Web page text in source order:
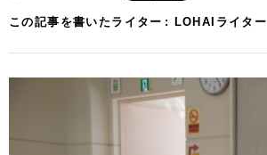
この記事を書いたライター LOHAIライター